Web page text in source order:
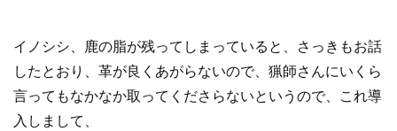
イノシシ、鹿の脂が残ってしまっていると、さっきもお話
したとおり、革が良くあがらないので、猟師さんにいくら
言ってもなかなか取ってくださらないというので、これ導
入しまして、